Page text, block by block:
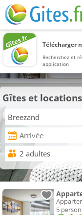
Télécharger
Recherchez et
application
Gîtes et
5